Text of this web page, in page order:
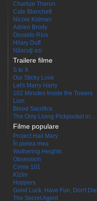
Charlize Theron
Cate Blanchett
Nicole Kidman
Adrien Brody
Osvaldo Ríos
Hilary Duff
Născuţi azi
Trailere filme
S to X
Our Sticky Love
Let's Marry Harry
102 Minutes Inside the Towers
Lion
Blood Sacrifice
The Only Living Pickpocket in...
Filme populare
Project Hail Mary
În pielea mea
Wuthering Heights
Obsession
Crime 101
Kîzîm
Hoppers
Good Luck, Have Fun, Don't Die
The Secret Agent